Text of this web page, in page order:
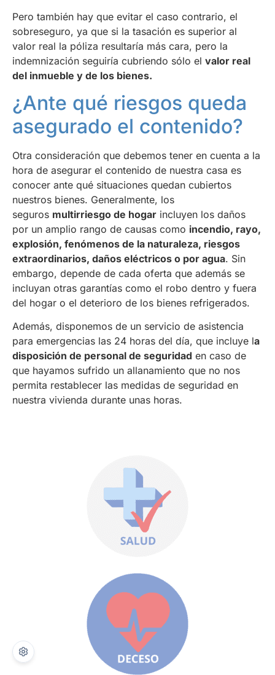
Pero también hay que evitar el caso contrario, el
sobreseguro, ya que si la tasación es superior al
valor real la póliza resultaría más cara, pero la
indemnización seguiría cubriendo sólo el valor real
del inmueble y de los bienes.
¿Ante qué riesgos queda
asegurado el contenido?
Otra consideración que debemos tener en cuenta a la
hora de asegurar el contenido de nuestra casa es
conocer ante qué situaciones quedan cubiertos
nuestros bienes. Generalmente, los
seguros multirriesgo de hogar incluyen los daños
por un amplio rango de causas como incendio, rayo,
explosión, fenómenos de la naturaleza, riesgos
extraordinarios, daños eléctricos o por agua. Sin
embargo, depende de cada oferta que además se
incluyan otras garantías como el robo dentro y fuera
del hogar o el deterioro de los bienes refrigerados.
Además, disponemos de un servicio de asistencia
para emergencias las 24 horas del día, que incluye la
disposición de personal de seguridad en caso de
que hayamos sufrido un allanamiento que no nos
permita restablecer las medidas de seguridad en
nuestra vivienda durante unas horas.